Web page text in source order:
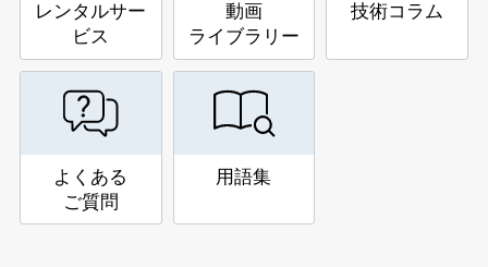
レンタルサー
ビス
動画
ライブラリー
技術コラム
よくある
ご質問
用語集